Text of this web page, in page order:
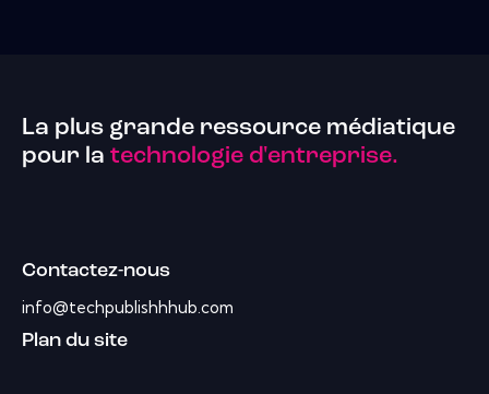
La plus grande ressource médiatique
pour la technologie d'entreprise.
Contactez-nous
info@techpublishhhub.com
Plan du site